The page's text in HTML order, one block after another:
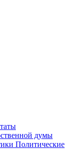
думы
Политические